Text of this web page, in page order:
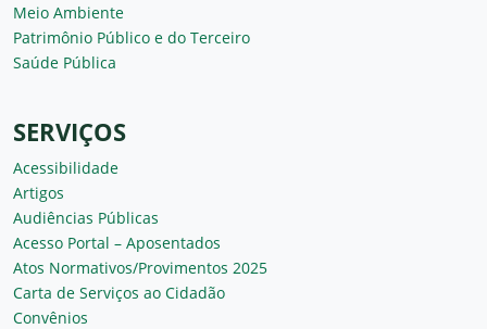
Meio Ambiente
Patrimônio Público e do Terceiro
Saúde Pública
SERVIÇOS
Acessibilidade
Artigos
Audiências Públicas
Acesso Portal – Aposentados
Atos Normativos/Provimentos 2025
Carta de Serviços ao Cidadão
Convênios